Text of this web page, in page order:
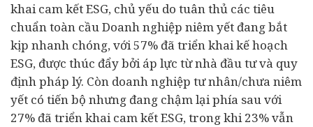
khai cam kết ESG, chủ yếu do tuân thủ các tiêu
chuẩn toàn cầu Doanh nghiệp niêm yết đang bắt
kịp nhanh chóng, với 57% đã triển khai kế hoạch
ESG, được thúc đẩy bởi áp lực từ nhà đầu tư và quy
định pháp lý. Còn doanh nghiệp tư nhân/chưa niêm
yết có tiến bộ nhưng đang chậm lại phía sau với
27% đã triển khai cam kết ESG, trong khi 23% vẫn